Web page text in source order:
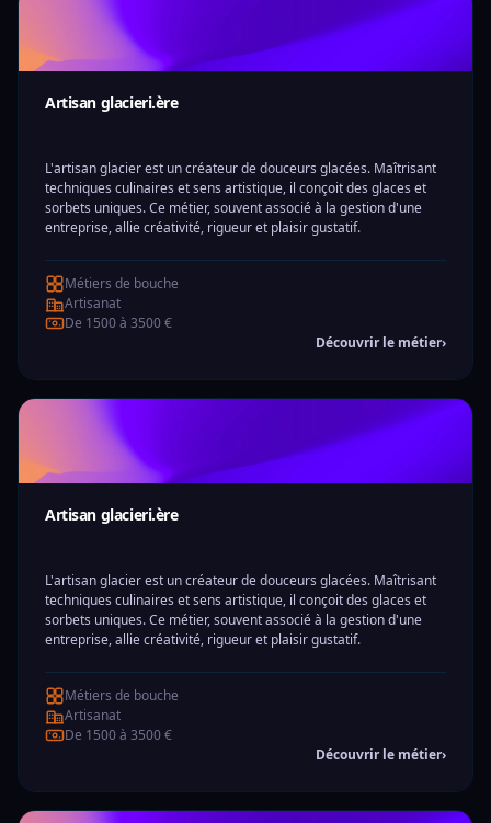
Artisan glacieri.ère
L'artisan glacier est un créateur de douceurs glacées. Maîtrisant
techniques culinaires et sens artistique, il conçoit des glaces et
sorbets uniques. Ce métier, souvent associé à la gestion d'une
entreprise, allie créativité, rigueur et plaisir gustatif.
Métiers de bouche
Artisanat
De 1500 à 3500 €
Découvrir le métier›
Artisan glacieri.ère
L'artisan glacier est un créateur de douceurs glacées. Maîtrisant
techniques culinaires et sens artistique, il conçoit des glaces et
sorbets uniques. Ce métier, souvent associé à la gestion d'une
entreprise, allie créativité, rigueur et plaisir gustatif.
Métiers de bouche
Artisanat
De 1500 à 3500 €
Découvrir le métier›